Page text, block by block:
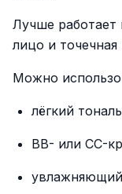
Лучше работает
лицо и
Можно
лёгкий
BB- или CC-